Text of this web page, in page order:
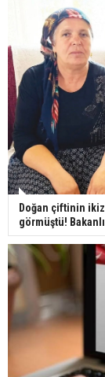
Doğan çiftinin
görmüştü!